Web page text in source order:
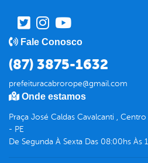
Fale Conosco
(87) 3875-1632
prefeituracabrorope@gmail.com
Onde estamos
Praça José Caldas Cavalcanti ,
- PE
De Segunda À Sexta Das 08:00hs Às